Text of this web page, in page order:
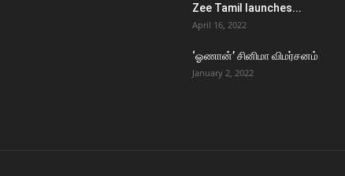
Zee Tamil launches...
April 16, 2022
‘ஓணான்’ சினிமா விமர்சனம்
January 2, 2022